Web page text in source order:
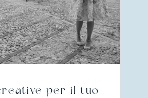
per il tuo